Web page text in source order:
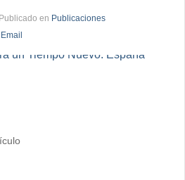
Publicado en Publicaciones
Email
¿Recordar usuario?